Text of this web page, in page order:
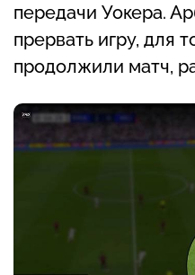
передачи Уокера.
прервать игру, для
продолжили матч,